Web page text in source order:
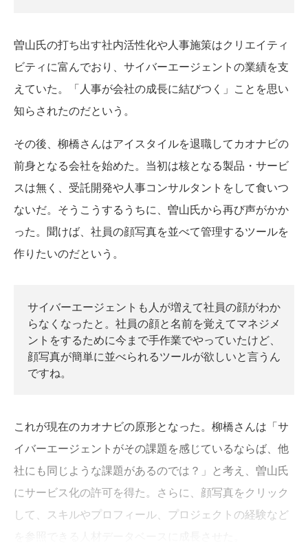
曽山氏の打ち出す社内活性化や人事施策はクリエイティ
ビティに富んでおり、サイバーエージェントの業績を支
えていた。「人事が会社の成長に結びつく」ことを思い
知らされたのだという。
その後、柳橋さんはアイスタイルを退職してカオナビの
前身となる会社を始めた。当初は核となる製品・サービ
スは無く、受託開発や人事コンサルタントをして食いつ
ないだ。そうこうするうちに、曽山氏から再び声がかか
った。聞けば、社員の顔写真を並べて管理するツールを
作りたいのだという。
サイバーエージェントも人が増えて社員の顔がわか
らなくなったと。社員の顔と名前を覚えてマネジメ
ントをするために今まで手作業でやっていたけど、
顔写真が簡単に並べられるツールが欲しいと言うん
ですね。
これが現在のカオナビの原形となった。柳橋さんは「サ
イバーエージェントがその課題を感じているならば、他
社にも同じような課題があるのでは？」と考え、曽山氏
にサービス化の許可を得た。さらに、顔写真をクリック
して、スキルやプロフィール、プロジェクトの経験など